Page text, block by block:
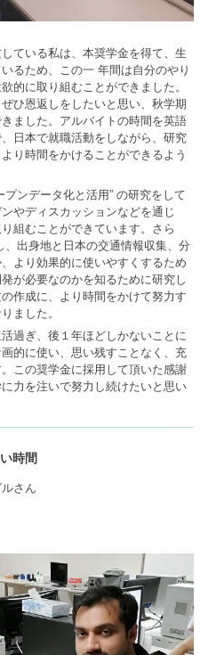
ている私は、本奨学金を得て、生
るため、この一 年間は自分のやり
的に取り組むことができました。
ひ恩返しをしたいと思い、秋学期
ました。アルバイトの時間を英語
日本で就職活動をしながら、研究
り時間をかけることができるよう
ンデータ化と活用” の研究をして
やディスカッションなどを通じ
組むことができています。さら
出身地と日本の交通情報収集、分
より効果的に使いやすくするため
が必要なのかを知るために研究し
作成に、より時間をかけて努力す
ました。
過ぎ、後１年ほどしかないことに
的に使い、思い残すことなく、充
この奨学金に採用して頂いた感謝
力を注いで努力し続けたいと思い
時間
さん